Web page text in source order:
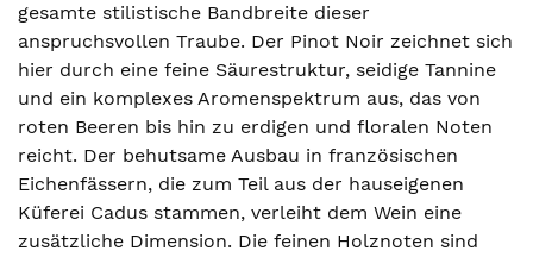
gesamte stilistische Bandbreite dieser
anspruchsvollen Traube. Der Pinot Noir zeichnet sich
hier durch eine feine Säurestruktur, seidige Tannine
und ein komplexes Aromenspektrum aus, das von
roten Beeren bis hin zu erdigen und floralen Noten
reicht. Der behutsame Ausbau in französischen
Eichenfässern, die zum Teil aus der hauseigenen
Küferei Cadus stammen, verleiht dem Wein eine
zusätzliche Dimension. Die feinen Holznoten sind